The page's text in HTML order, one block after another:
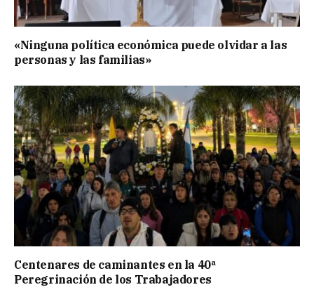
«Ninguna política económica puede olvidar a las
personas y las familias»
Centenares de caminantes en la 40ª
Peregrinación de los Trabajadores